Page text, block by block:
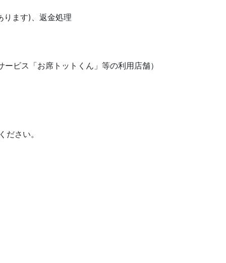
ます)、返金処理
「お席トットくん」等の利用店舗）
ださい。